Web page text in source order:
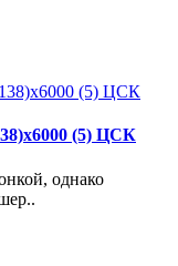
(5) ЦСК
однако